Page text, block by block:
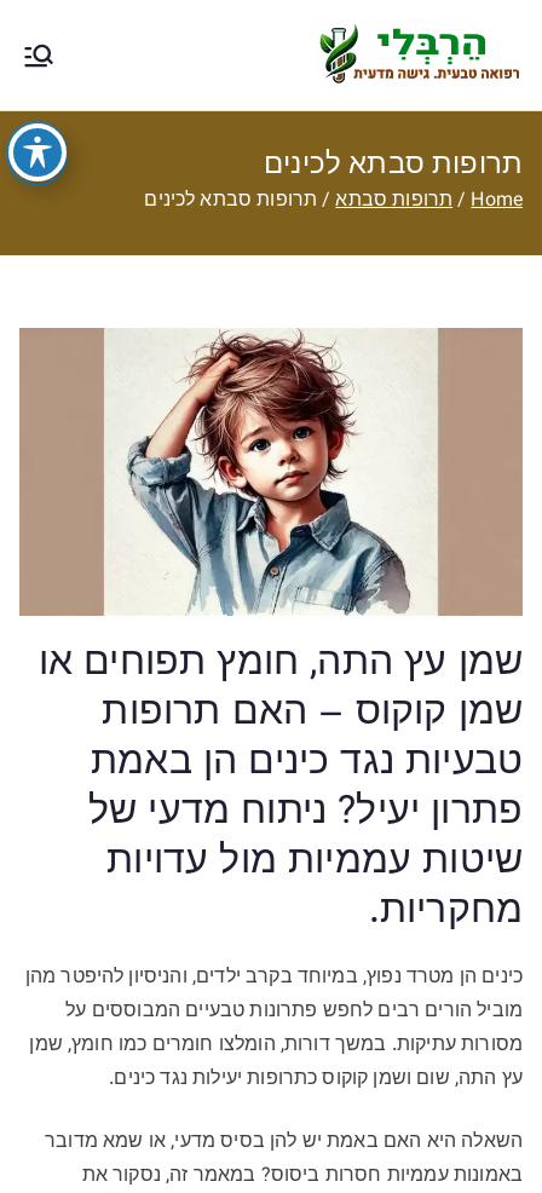
content
רפואה טבעית
עם גישה
מדעית
טיפול תזונתי, צמחי מרפא, רפואה
טבעית מסורתית ותוספי תזונה
תרופות סבתא לכינים
Home תרופות סבתא תרופות סבתא לכינים
שמן עץ התה, חומץ תפוחים או
שמן קוקוס – האם תרופות
טבעיות נגד כינים הן באמת
פתרון יעיל? ניתוח מדעי של
שיטות עממיות מול עדויות
מחקריות.
כינים הן מטרד נפוץ, במיוחד בקרב ילדים, והניסיון להיפטר מהן
מוביל הורים רבים לחפש פתרונות טבעיים המבוססים על
מסורות עתיקות. במשך דורות, הומלצו חומרים כמו חומץ, שמן
עץ התה, שום ושמן קוקוס כתרופות יעילות נגד כינים.
השאלה היא האם באמת יש להן בסיס מדעי, או שמא מדובר
באמונות עממיות חסרות ביסוס? במאמר זה, נסקור את